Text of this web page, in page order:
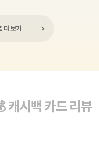
더보기
캐시백 카드 리뷰